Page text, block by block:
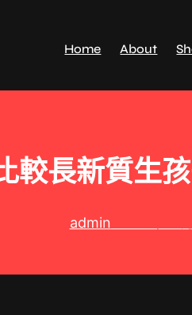
Home About
較長新質生
admin